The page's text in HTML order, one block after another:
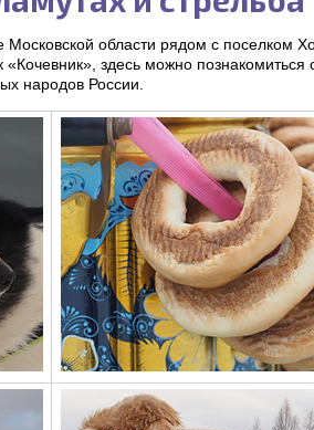
области рядом с поселком
«Кочевник», здесь можно
народов России.